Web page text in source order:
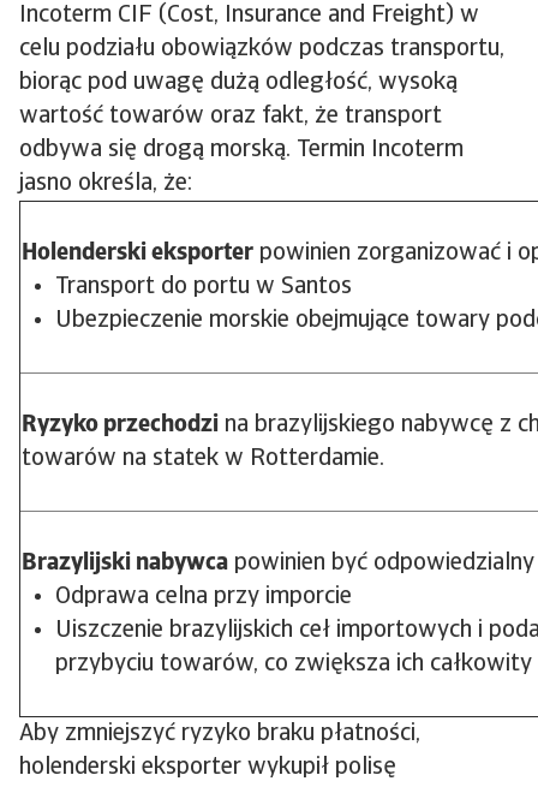
Incoterm CIF (Cost, Insurance and Freight) w
celu podziału obowiązków podczas transportu,
biorąc pod uwagę dużą odległość, wysoką
wartość towarów oraz fakt, że transport
odbywa się drogą morską. Termin Incoterm
jasno określa, że:
Holenderski eksporter powinien zorganizować i
Transport do portu w Santos
Ubezpieczenie morskie obejmujące towary
Ryzyko przechodzi na brazylijskiego nabywcę z
towarów na statek w Rotterdamie.
Brazylijski nabywca powinien być odpowiedzialny
Odprawa celna przy imporcie
Uiszczenie brazylijskich ceł importowych i
przybyciu towarów, co zwiększa ich
Aby zmniejszyć ryzyko braku płatności,
holenderski eksporter wykupił polisę